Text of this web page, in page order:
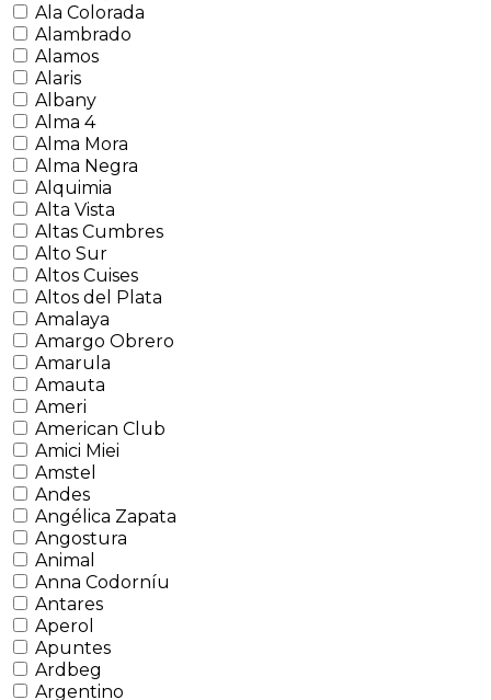
Ala Colorada
Alambrado
Alamos
Alaris
Albany
Alma 4
Alma Mora
Alma Negra
Alquimia
Alta Vista
Altas Cumbres
Alto Sur
Altos Cuises
Altos del Plata
Amalaya
Amargo Obrero
Amarula
Amauta
Ameri
American Club
Amici Miei
Amstel
Andes
Angélica Zapata
Angostura
Animal
Anna Codorníu
Antares
Aperol
Apuntes
Ardbeg
Argentino